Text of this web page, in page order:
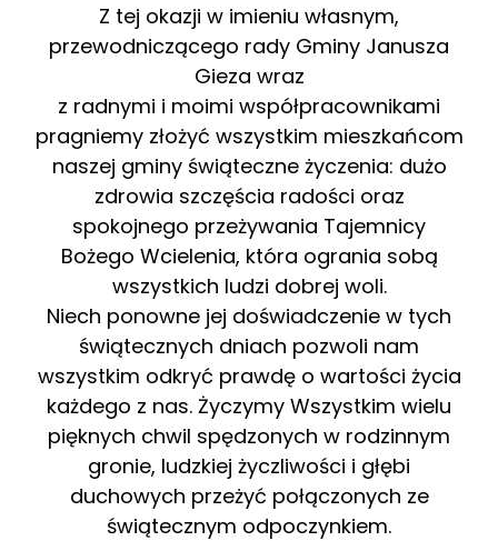
Z tej okazji w imieniu własnym,
przewodniczącego rady Gminy Janusza
Gieza wraz
z radnymi i moimi współpracownikami
pragniemy złożyć wszystkim mieszkańcom
naszej gminy świąteczne życzenia: dużo
zdrowia szczęścia radości oraz
spokojnego przeżywania Tajemnicy
Bożego Wcielenia, która ogrania sobą
wszystkich ludzi dobrej woli.
Niech ponowne jej doświadczenie w tych
świątecznych dniach pozwoli nam
wszystkim odkryć prawdę o wartości życia
każdego z nas. Życzymy Wszystkim wielu
pięknych chwil spędzonych w rodzinnym
gronie, ludzkiej życzliwości i głębi
duchowych przeżyć połączonych ze
świątecznym odpoczynkiem.